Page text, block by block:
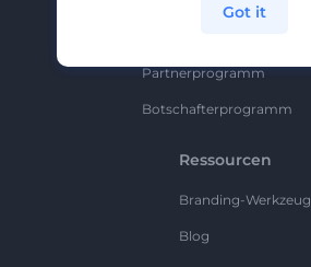
Partnerprogramm
Botschafterprogramm
Ressourcen
Branding-Werkzeug
Blog
Got it